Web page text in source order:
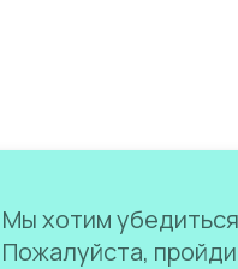
Мы хотим
Пожалуйста,